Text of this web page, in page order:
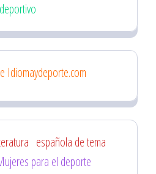
deportivo
Idiomaydeporte.com
española de tema
para el deporte